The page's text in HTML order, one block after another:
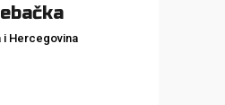
i Hercegovina